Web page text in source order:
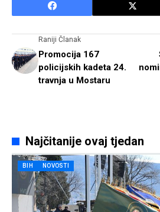
Raniji Članak
Promocija 167
policijskih kadeta 24.
travnja u Mostaru
Najčitanije ovaj tjedan
BIH NOVOSTI